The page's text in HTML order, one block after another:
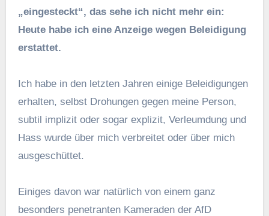
„eingesteckt“, das sehe ich nicht mehr ein:
Heute habe ich eine Anzeige wegen Beleidigung
erstattet.
Ich habe in den letzten Jahren einige Beleidigungen
erhalten, selbst Drohungen gegen meine Person,
subtil implizit oder sogar explizit, Verleumdung und
Hass wurde über mich verbreitet oder über mich
ausgeschüttet.
Einiges davon war natürlich von einem ganz
besonders penetranten Kameraden der AfD